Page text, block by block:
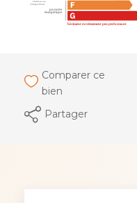
Comparer ce
bien
Partager